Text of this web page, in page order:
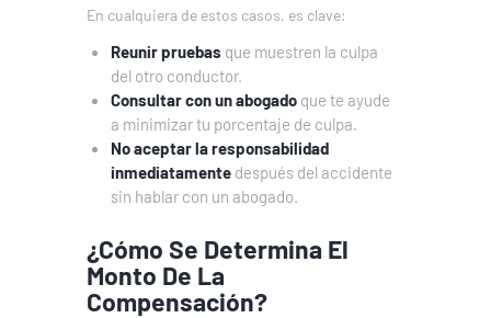
En cualquiera de estos casos, es clave:
Reunir pruebas que muestren la culpa
del otro conductor.
Consultar con un abogado que te ayude
a minimizar tu porcentaje de culpa.
No aceptar la responsabilidad
inmediatamente después del accidente
sin hablar con un abogado.
¿Cómo Se Determina El
Monto De La
Compensación?